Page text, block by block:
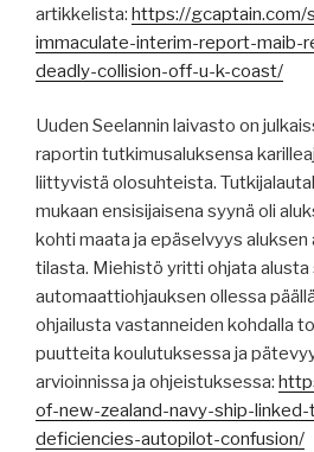
artikkelista: https://gcaptain.com/
immaculate-interim-report-maib-
deadly-collision-off-u-k-coast/
Uuden Seelannin laivasto on
raportin tutkimusaluksensa
liittyvistä olosuhteista.
mukaan ensisijaisena syynä oli
kohti maata ja epäselvyys
tilasta. Miehistö yritti ohjata alusta
automaattiohjauksen ollessa
ohjailusta vastanneiden kohdalla
puutteita koulutuksessa ja
arvioinnissa ja ohjeistuksessa:
of-new-zealand-navy-ship-
deficiencies-autopilot-confusion/